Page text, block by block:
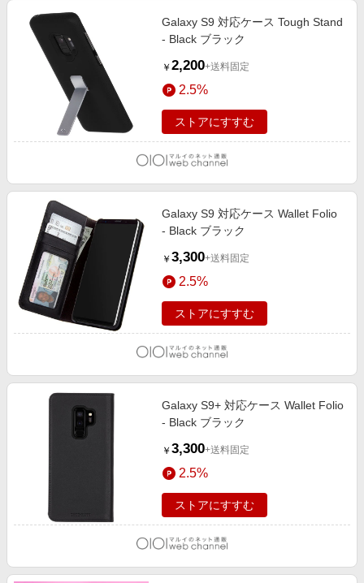
Galaxy S9 対応ケース Tough Stand
- Black ブラック
￥ 2,200+送料固定
2.5%
ストアにすすむ
Galaxy S9 対応ケース Wallet Folio
- Black ブラック
￥ 3,300+送料固定
2.5%
ストアにすすむ
Galaxy S9+ 対応ケース Wallet Folio
- Black ブラック
￥ 3,300+送料固定
2.5%
ストアにすすむ